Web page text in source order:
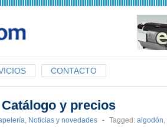
CONTACTO
y precios
, Noticias y novedades - Tagged: algodón,